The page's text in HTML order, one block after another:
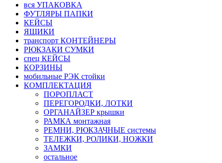
вся УПАКОВКА
ФУТЛЯРЫ ПАПКИ
КЕЙСЫ
ЯЩИКИ
транспорт КОНТЕЙНЕРЫ
РЮКЗАКИ СУМКИ
спец КЕЙСЫ
КОРЗИНЫ
мобильные РЭК стойки
КОМПЛЕКТАЦИЯ
ПОРОПЛАСТ
ПЕРЕГОРОДКИ, ЛОТКИ
ОРГАНАЙЗЕР крышки
РАМКА монтажная
РЕМНИ, РЮКЗАЧНЫЕ системы
ТЕЛЕЖКИ, РОЛИКИ, НОЖКИ
ЗАМКИ
остальное